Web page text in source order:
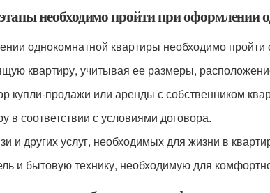
необходимо пройти при оформлении
однокомнатной квартиры необходимо
квартиру, учитывая ее размеры,
купли-продажи или аренды с собственником
в соответствии с условиями договора.
и других услуг, необходимых для жизни в
и бытовую технику, необходимую для